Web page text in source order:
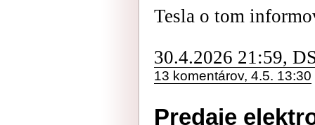
Tesla o tom
30.4.2026 21:59,
13 komentárov, 4.5. 13:30
Predaje